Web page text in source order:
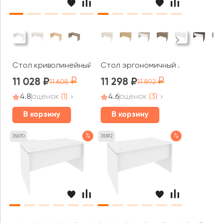
Стол криволинейный левый 1580x900x755 Стайл
11 028 11 608
4.8оценок (1)
В корзину
Стол эргономичный левый
11 298 11 892
4.6оценок (3)
В корзину
35670 % 35592 %